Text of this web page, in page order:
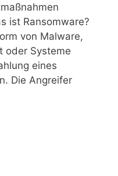
ist Ransomware?
von Malware,
oder Systeme
eines
Die Angreifer